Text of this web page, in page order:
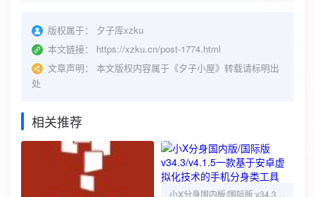
版权属于：
夕子库xzku
本文链接：
https://xzku.cn/post-1774.html
文章声明：
本文版权内容属于《夕子小屋》转载请标明出
处
相关推荐